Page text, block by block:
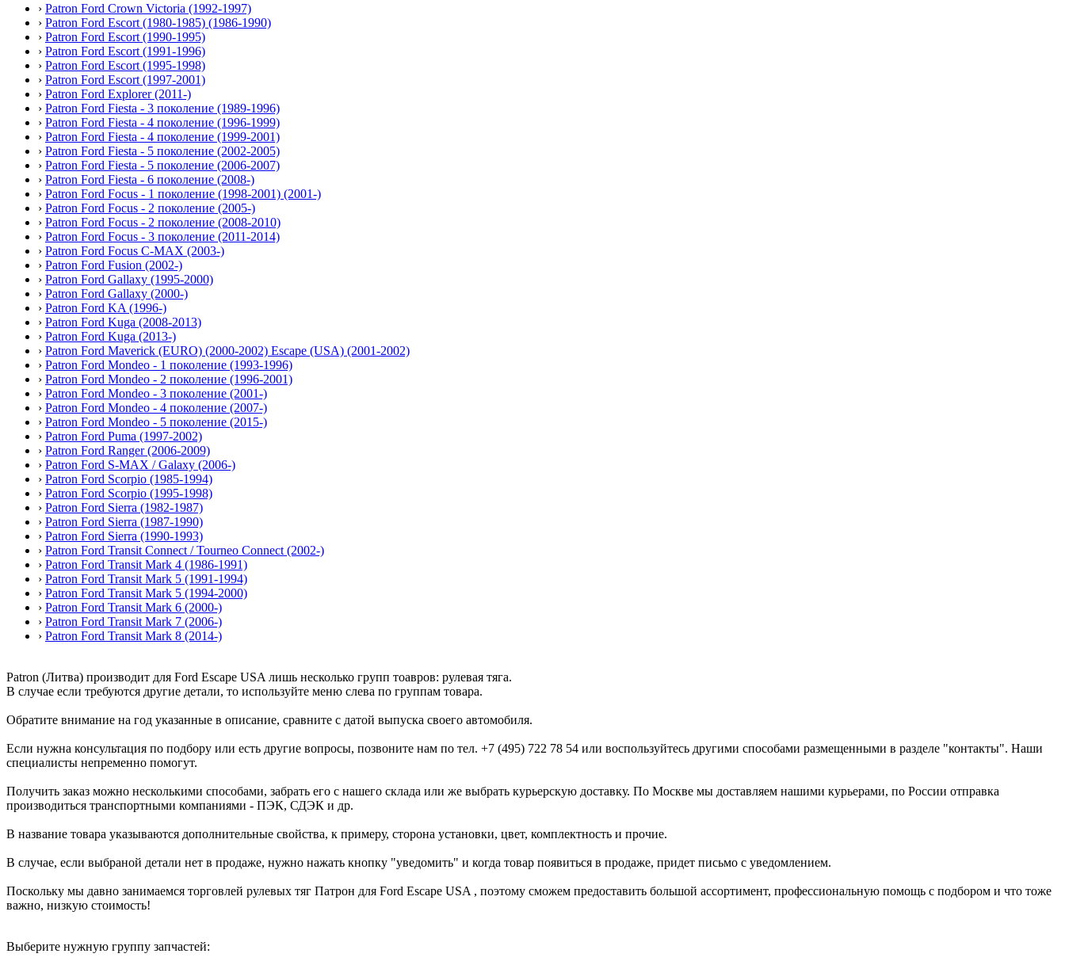
› Patron Ford Crown Victoria (1992-1997)
› Patron Ford Escort (1980-1985) (1986-1990)
› Patron Ford Escort (1990-1995)
› Patron Ford Escort (1991-1996)
› Patron Ford Escort (1995-1998)
› Patron Ford Escort (1997-2001)
› Patron Ford Explorer (2011-)
› Patron Ford Fiesta - 3 поколение (1989-1996)
› Patron Ford Fiesta - 4 поколение (1996-1999)
› Patron Ford Fiesta - 4 поколение (1999-2001)
› Patron Ford Fiesta - 5 поколение (2002-2005)
› Patron Ford Fiesta - 5 поколение (2006-2007)
› Patron Ford Fiesta - 6 поколение (2008-)
› Patron Ford Focus - 1 поколение (1998-2001) (2001-)
› Patron Ford Focus - 2 поколение (2005-)
› Patron Ford Focus - 2 поколение (2008-2010)
› Patron Ford Focus - 3 поколение (2011-2014)
› Patron Ford Focus C-MAX (2003-)
› Patron Ford Fusion (2002-)
› Patron Ford Gallaxy (1995-2000)
› Patron Ford Gallaxy (2000-)
› Patron Ford KA (1996-)
› Patron Ford Kuga (2008-2013)
› Patron Ford Kuga (2013-)
› Patron Ford Maverick (EURO) (2000-2002) Escape (USA) (2001-2002)
› Patron Ford Mondeo - 1 поколение (1993-1996)
› Patron Ford Mondeo - 2 поколение (1996-2001)
› Patron Ford Mondeo - 3 поколение (2001-)
› Patron Ford Mondeo - 4 поколение (2007-)
› Patron Ford Mondeo - 5 поколение (2015-)
› Patron Ford Puma (1997-2002)
› Patron Ford Ranger (2006-2009)
› Patron Ford S-MAX / Galaxy (2006-)
› Patron Ford Scorpio (1985-1994)
› Patron Ford Scorpio (1995-1998)
› Patron Ford Sierra (1982-1987)
› Patron Ford Sierra (1987-1990)
› Patron Ford Sierra (1990-1993)
› Patron Ford Transit Connect / Tourneo Connect (2002-)
› Patron Ford Transit Mark 4 (1986-1991)
› Patron Ford Transit Mark 5 (1991-1994)
› Patron Ford Transit Mark 5 (1994-2000)
› Patron Ford Transit Mark 6 (2000-)
› Patron Ford Transit Mark 7 (2006-)
› Patron Ford Transit Mark 8 (2014-)
Patron (Литва) производит для Ford Escape USA лишь несколько групп тоавров: рулевая тяга.
В случае если требуются другие детали, то используйте меню слева по группам товара.
Обратите внимание на год указанные в описание, сравните с датой выпуска своего автомобиля.
Если нужна консультация по подбору или есть другие вопросы, позвоните нам по тел. +7 (495) 722 78 54 или воспользуйтесь другими способами размещенными в разделе "контакты". Наши
специалисты непременно помогут.
Получить заказ можно несколькими способами, забрать его с нашего склада или же выбрать курьерскую доставку. По Москве мы доставляем нашими курьерами, по России отправка
производиться транспортными компаниями - ПЭК, СДЭК и др.
В название товара указываются дополнительные свойства, к примеру, сторона установки, цвет, комплектность и прочие.
В случае, если выбраной детали нет в продаже, нужно нажать кнопку "уведомить" и когда товар появиться в продаже, придет письмо с уведомлением.
Поскольку мы давно занимаемся торговлей рулевых тяг Патрон для Ford Escape USA , поэтому сможем предоставить большой ассортимент, профессиональную помощь с подбором и что тоже
важно, низкую стоимость!
Выберите нужную группу запчастей: